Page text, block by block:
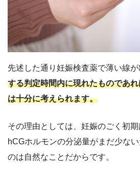
先述した通り妊娠検査薬で薄い線が
する判定時間内に現れたものであれ
は十分に考えられます。
その理由としては、妊娠のごく初
hCGホルモンの分泌量がまだ少な
のは自然なことだからです。